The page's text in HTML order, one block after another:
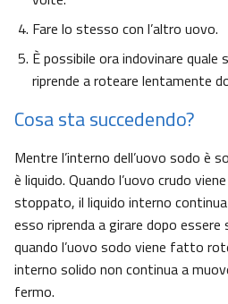
Fare lo stesso con l’altro uovo.
È possibile ora indovinare quale
riprende a roteare lentamente
Cosa sta succedendo?
Mentre l’interno dell’uovo sodo è
è liquido. Quando l’uovo crudo
stoppato, il liquido interno
esso riprenda a girare dopo
quando l’uovo sodo viene fatto
interno solido non continua a
fermo.